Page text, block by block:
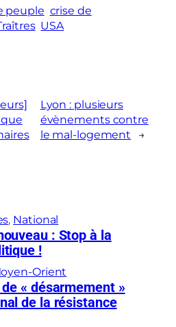
peuple crise de
USA
Lyon : plusieurs
évènements contre
le mal-logement
→
, National
: Stop à la
!
Orient
de « désarmement »
de la résistance